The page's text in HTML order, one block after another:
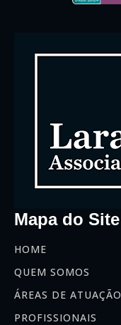
Mapa do Site
HOME
QUEM SOMOS
ÁREAS DE ATUAÇÃO
PROFISSIONAIS